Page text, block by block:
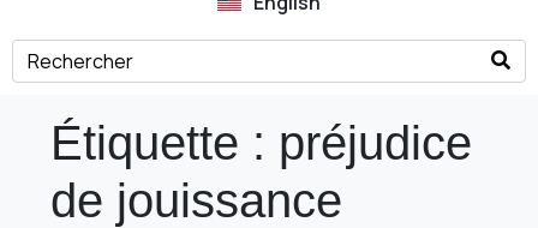
Étiquette : préjudice
de jouissance